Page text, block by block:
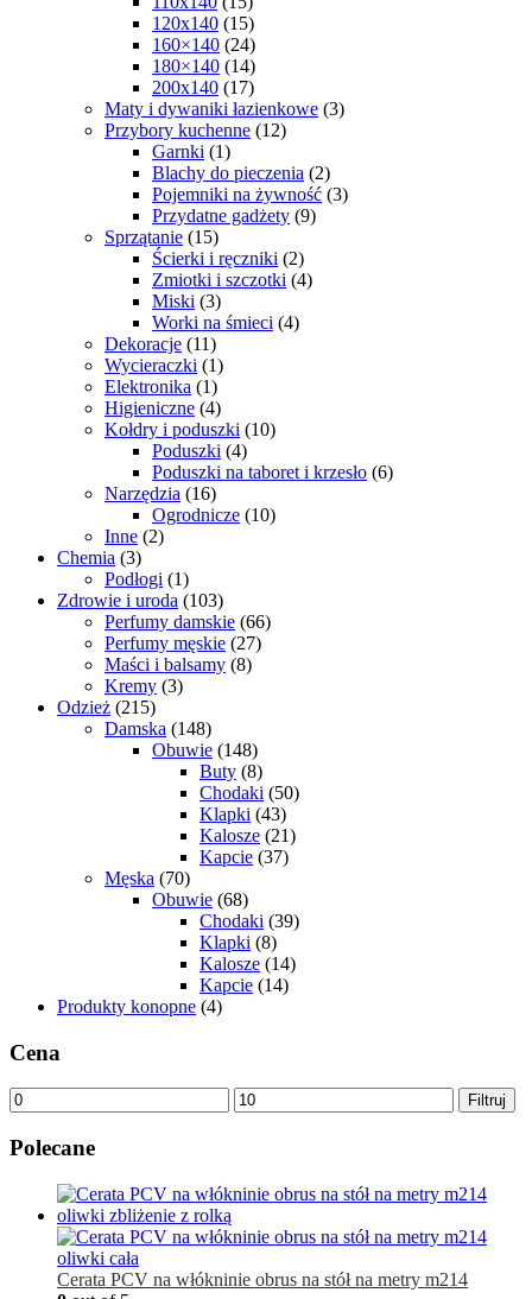
120x140 (15)
160×140 (24)
180×140 (14)
200x140 (17)
Maty i dywaniki łazienkowe (3)
Przybory kuchenne (12)
Garnki (1)
Blachy do pieczenia (2)
Pojemniki na żywność (3)
Przydatne gadżety (9)
Sprzątanie (15)
Ścierki i ręczniki (2)
Zmiotki i szczotki (4)
Miski (3)
Worki na śmieci (4)
Dekoracje (11)
Wycieraczki (1)
Elektronika (1)
Higieniczne (4)
Kołdry i poduszki (10)
Poduszki (4)
Poduszki na taboret i krzesło (6)
Narzędzia (16)
Ogrodnicze (10)
Inne (2)
Chemia (3)
Podłogi (1)
Zdrowie i uroda (103)
Perfumy damskie (66)
Perfumy męskie (27)
Maści i balsamy (8)
Kremy (3)
Odzież (215)
Damska (148)
Obuwie (148)
Buty (8)
Chodaki (50)
Klapki (43)
Kalosze (21)
Kapcie (37)
Męska (70)
Obuwie (68)
Chodaki (39)
Klapki (8)
Kalosze (14)
Kapcie (14)
Produkty konopne (4)
Cena
Cena
min
Cena
max
Filtruj
Polecane
Cerata PCV na włókninie obrus na stół na metry m214